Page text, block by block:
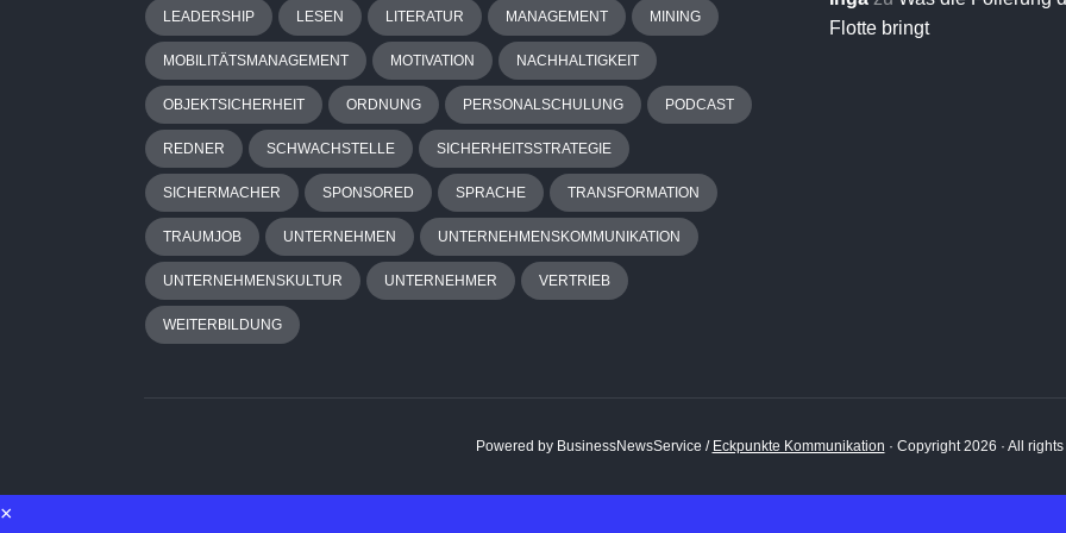
LEADERSHIP LESEN LITERATUR MANAGEMENT MINING
MOBILITÄTSMANAGEMENT MOTIVATION NACHHALTIGKEIT
OBJEKTSICHERHEIT ORDNUNG PERSONALSCHULUNG PODCAST
REDNER SCHWACHSTELLE SICHERHEITSSTRATEGIE
SICHERMACHER SPONSORED SPRACHE TRANSFORMATION
TRAUMJOB UNTERNEHMEN UNTERNEHMENSKOMMUNIKATION
UNTERNEHMENSKULTUR UNTERNEHMER VERTRIEB
WEITERBILDUNG
Flotte bringt
Powered by BusinessNewsService / Eckpunkte Kommunikation · Copyright 2026 · All
×